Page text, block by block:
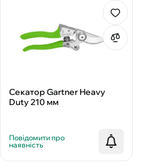
Секатор Gartner Heavy
Duty 210 мм
Повідомити про
наявність